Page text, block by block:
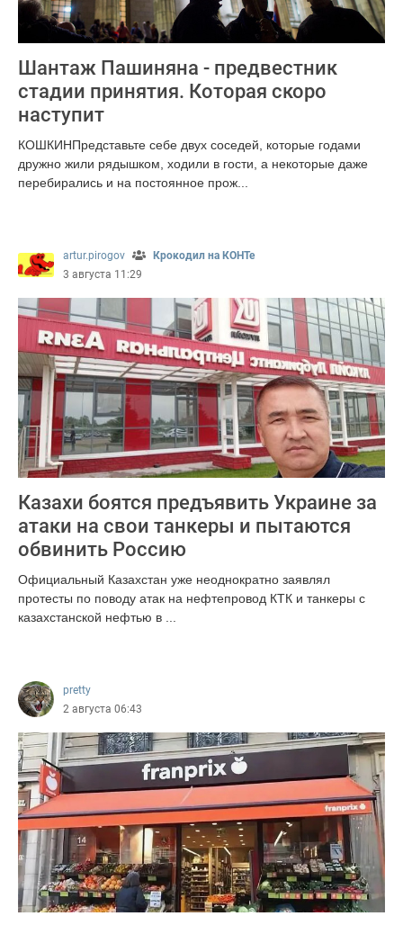
Шантаж Пашиняна - предвестник
стадии принятия. Которая скоро
наступит
КОШКИНПредставьте себе двух соседей, которые годами
дружно жили рядышком, ходили в гости, а некоторые даже
перебирались и на постоянное прож...
artur.pirogov
Крокодил на КОНТе
3 августа 11:29
Казахи боятся предъявить Украине за
атаки на свои танкеры и пытаются
обвинить Россию
Официальный Казахстан уже неоднократно заявлял
протесты по поводу атак на нефтепровод КТК и танкеры с
казахстанской нефтью в ...
pretty
2 августа 06:43